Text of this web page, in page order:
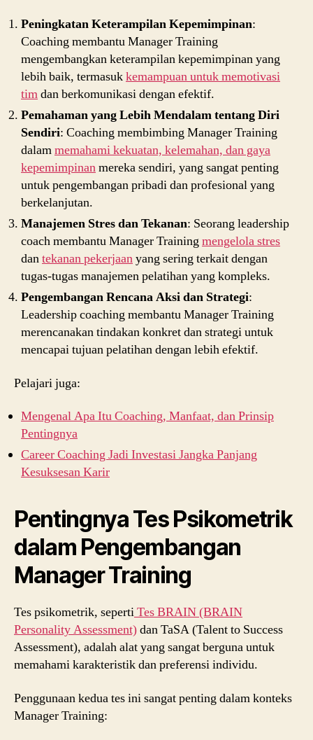
Peningkatan Keterampilan Kepemimpinan:
Coaching membantu Manager Training
mengembangkan keterampilan kepemimpinan yang
lebih baik, termasukkemampuan untuk memotivasi
timdan berkomunikasi dengan efektif.
Pemahaman yang Lebih Mendalam tentang Diri
Sendiri: Coaching membimbing Manager Training
dalammemahami kekuatan, kelemahan, dan gaya
kepemimpinanmereka sendiri, yang sangat penting
untuk pengembangan pribadi dan profesional yang
berkelanjutan.
Manajemen Stres dan Tekanan: Seorang leadership
coach membantu Manager Trainingmengelola stres
dantekanan pekerjaanyang sering terkait dengan
tugas-tugas manajemen pelatihan yang kompleks.
Pengembangan Rencana Aksi dan Strategi:
Leadership coaching membantu Manager Training
merencanakan tindakan konkret dan strategi untuk
mencapai tujuan pelatihan dengan lebih efektif.
Pelajari juga:
Mengenal Apa Itu Coaching, Manfaat, dan Prinsip
Pentingnya
Career Coaching Jadi Investasi Jangka Panjang
Kesuksesan Karir
Pentingnya Tes Psikometrik
dalam Pengembangan
Manager Training
Tes psikometrik, sepertiTes BRAIN (BRAIN
Personality Assessment)dan TaSA (Talent to Success
Assessment), adalah alat yang sangat berguna untuk
memahami karakteristik dan preferensi individu.
Penggunaan kedua tes ini sangat penting dalam konteks
Manager Training: